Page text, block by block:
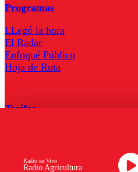
Radio Agricultura
Radio en Vivo
Programas
LLegó la hora
El Radar
Enfoqué Público
Hoja de Ruta
Tarifas